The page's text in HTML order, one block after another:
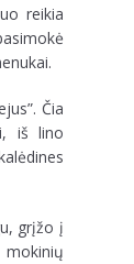
reikia
Čia
iš lino
grįžo į